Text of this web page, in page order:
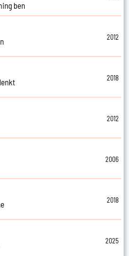
ben
2012
2018
2012
2006
2018
2025